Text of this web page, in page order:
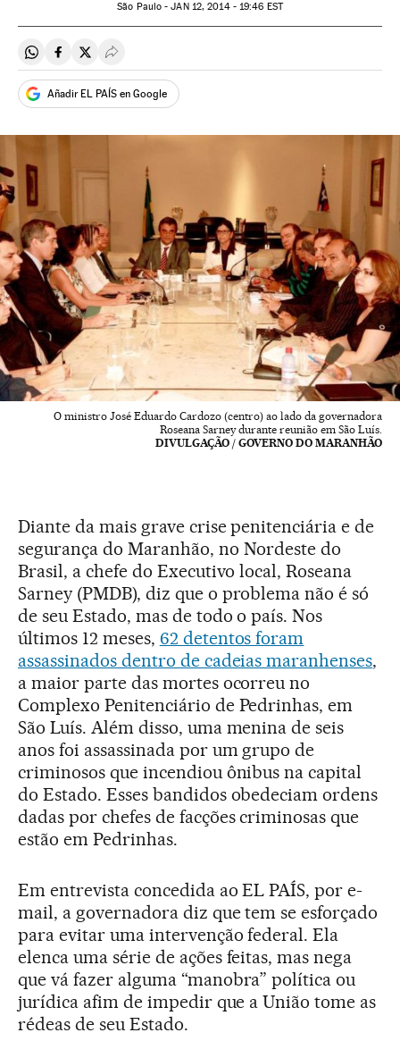
São Paulo -JAN12, 2014 - 19:46 EST
Compartir en Whatsapp
Compartir en Facebook
Compartir en Twitter
Desplegar Redes Sociales
Añadir EL PAÍS en Google
O ministro José Eduardo Cardozo (centro) ao lado da governadora
Roseana Sarney durante reunião em São Luís.
DIVULGAÇÃO / GOVERNO DO MARANHÃO
Diante da mais grave crise penitenciária e de
segurança do Maranhão, no Nordeste do
Brasil, a chefe do Executivo local, Roseana
Sarney (PMDB), diz que o problema não é só
de seu Estado, mas de todo o país. Nos
últimos 12 meses, 62 detentos foram
assassinados dentro de cadeias maranhenses,
a maior parte das mortes ocorreu no
Complexo Penitenciário de Pedrinhas, em
São Luís. Além disso, uma menina de seis
anos foi assassinada por um grupo de
criminosos que incendiou ônibus na capital
do Estado. Esses bandidos obedeciam ordens
dadas por chefes de facções criminosas que
estão em Pedrinhas.
Em entrevista concedida ao EL PAÍS, por e-
mail, a governadora diz que tem se esforçado
para evitar uma intervenção federal. Ela
elenca uma série de ações feitas, mas nega
que vá fazer alguma “manobra” política ou
jurídica afim de impedir que a União tome as
rédeas de seu Estado.